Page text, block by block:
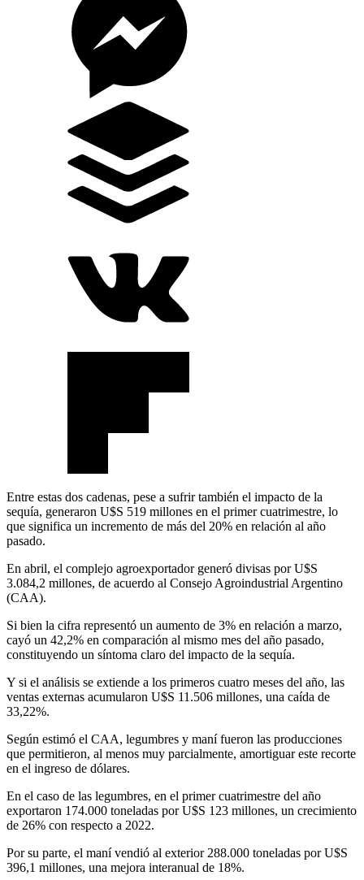
Entre estas dos cadenas, pese a sufrir también el impacto de la
sequía, generaron U$S 519 millones en el primer cuatrimestre, lo
que significa un incremento de más del 20% en relación al año
pasado.
En abril, el complejo agroexportador generó divisas por U$S
3.084,2 millones, de acuerdo al Consejo Agroindustrial Argentino
(CAA).
Si bien la cifra representó un aumento de 3% en relación a marzo,
cayó un 42,2% en comparación al mismo mes del año pasado,
constituyendo un síntoma claro del impacto de la sequía.
Y si el análisis se extiende a los primeros cuatro meses del año, las
ventas externas acumularon U$S 11.506 millones, una caída de
33,22%.
Según estimó el CAA, legumbres y maní fueron las producciones
que permitieron, al menos muy parcialmente, amortiguar este recorte
en el ingreso de dólares.
En el caso de las legumbres, en el primer cuatrimestre del año
exportaron 174.000 toneladas por U$S 123 millones, un crecimiento
de 26% con respecto a 2022.
Por su parte, el maní vendió al exterior 288.000 toneladas por U$S
396,1 millones, una mejora interanual de 18%.